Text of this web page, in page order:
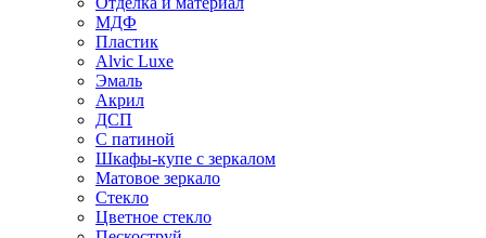
МДФ
Пластик
Alvic Luxe
Эмаль
Акрил
ДСП
С патиной
Шкафы-купе с зеркалом
Матовое зеркало
Стекло
Цветное стекло